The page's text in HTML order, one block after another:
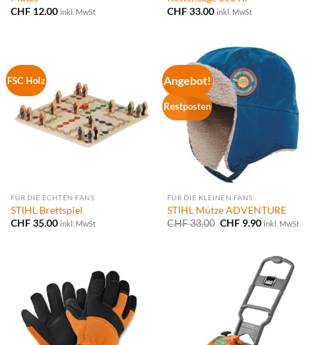
CHF12.00 inkl. MwSt
CHF33.00 inkl. MwSt
FSC Holz
FÜR DIE ECHTEN FANS
STIHL Brettspiel
CHF35.00 inkl. MwSt
Angebot!
Restposten
FÜR DIE KLEINEN FANS
STIHL Mütze ADVENTURE
CHF33.00 Ursprünglicher
CHF9.90Aktueller
inkl. MwSt